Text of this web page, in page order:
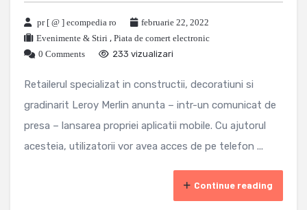
pr [ @ ] ecompedia ro
februarie 22, 2022
Evenimente & Stiri , Piata de comert electronic
0 Comments
233 vizualizari
Retailerul specializat in constructii, decoratiuni si
gradinarit Leroy Merlin anunta – intr-un comunicat de
presa – lansarea propriei aplicatii mobile. Cu ajutorul
acesteia, utilizatorii vor avea acces de pe telefon ...
Continue reading